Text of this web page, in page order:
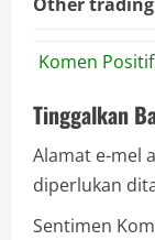
Komen
Tinggalkan
Alamat e-mel
diperlukan
Sentimen